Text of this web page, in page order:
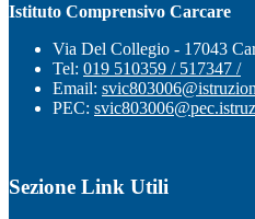
Istituto Comprensivo Carcare
Via Del Collegio - 17043
Tel: 019 510359 / 517347 /
Email:
PEC:
Sezione Link Utili